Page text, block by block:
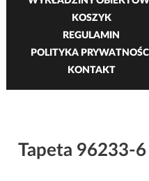
KOSZYK
REGULAMIN
POLITYKA PRYWATNOŚCI
KONTAKT
Tapeta 96233-6